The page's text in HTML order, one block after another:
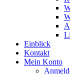
Einblick
Kontakt
Mein Konto